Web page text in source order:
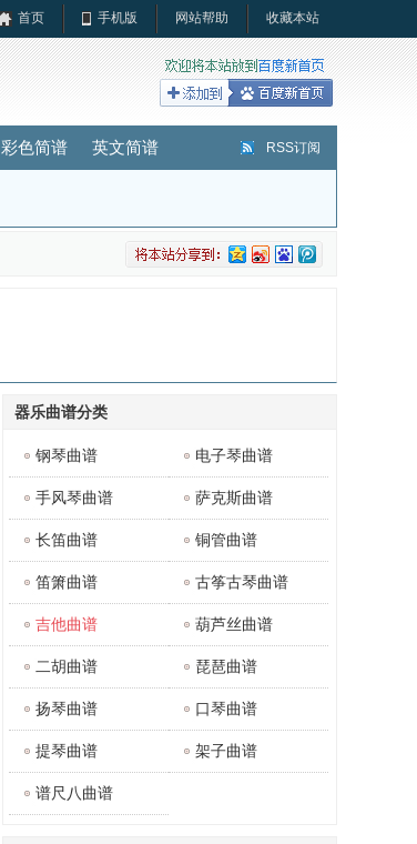
首页 手机版 网站帮助 收藏本站
彩色简谱 英文简谱 RSS订阅
器乐曲谱分类
钢琴曲谱 电子琴曲谱
手风琴曲谱 萨克斯曲谱
长笛曲谱 铜管曲谱
笛箫曲谱 古筝古琴曲谱
吉他曲谱 葫芦丝曲谱
二胡曲谱 琵琶曲谱
扬琴曲谱 口琴曲谱
提琴曲谱 架子曲谱
谱尺八曲谱